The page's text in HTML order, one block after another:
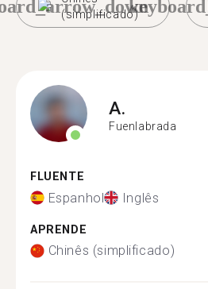
(simplificado)
A.
Fuenlabrada
FLUENTE
Espanhol Inglês
APRENDE
Chinês (simplificado)